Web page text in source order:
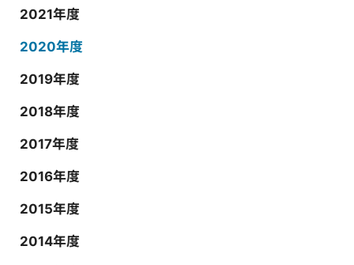
2021年度
2020年度
2019年度
2018年度
2017年度
2016年度
2015年度
2014年度